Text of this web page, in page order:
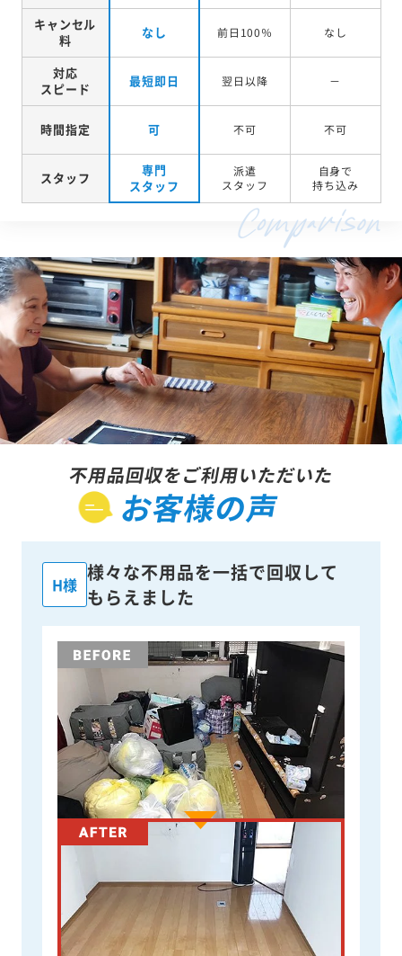
キャンセル
料
なし 前日100％ なし
対応
スピード
最短即日 翌日以降 －
時間指定 可 不可 不可
スタッフ
専門
スタッフ
派遣
スタッフ
自身で
持ち込み
不用品回収をご利用いただいた
お客様の声
H様
様々な不用品を一括で回収して
もらえました